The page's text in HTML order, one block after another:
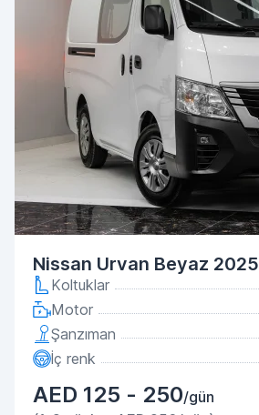
Nissan Urvan Beyaz 2025
Koltuklar
Motor
Şanzıman
İç renk
AED 125 - 250/gün